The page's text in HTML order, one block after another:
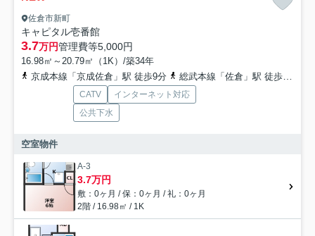
佐倉市新町
キャピタル壱番館
3.7万円管理費等5,000円
16.98㎡～20.79㎡（1K）/築34年
京成本線「京成佐倉」駅 徒歩9分
総武本線「佐倉」駅 徒歩18分
CATV
インターネット対応
公共下水
空室物件
A-3
3.7万円
敷：0ヶ月 / 保：0ヶ月 / 礼：0ヶ月
2階 / 16.98㎡ / 1K